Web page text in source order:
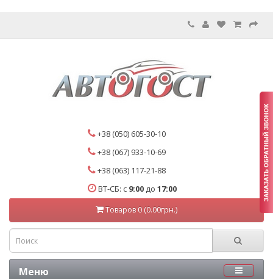
+38 (050) 605-30-10
+38 (067) 933-10-69
+38 (063) 117-21-88
ВТ-СБ: с 9:00 до 17:00
Товаров 0 (0.00грн.)
Меню